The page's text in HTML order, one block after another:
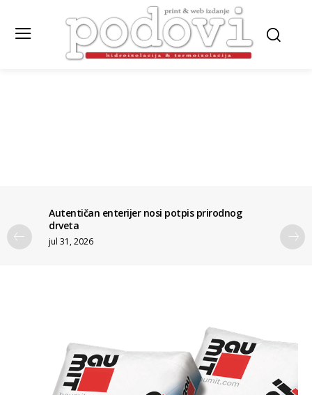
Autentičan enterijer nosi potpis prirodnog
drveta
jul 31, 2026